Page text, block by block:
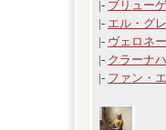
|- ブリュー
|- エル・グ
|- ヴェロネ
|- クラーナハ
|- ファン・